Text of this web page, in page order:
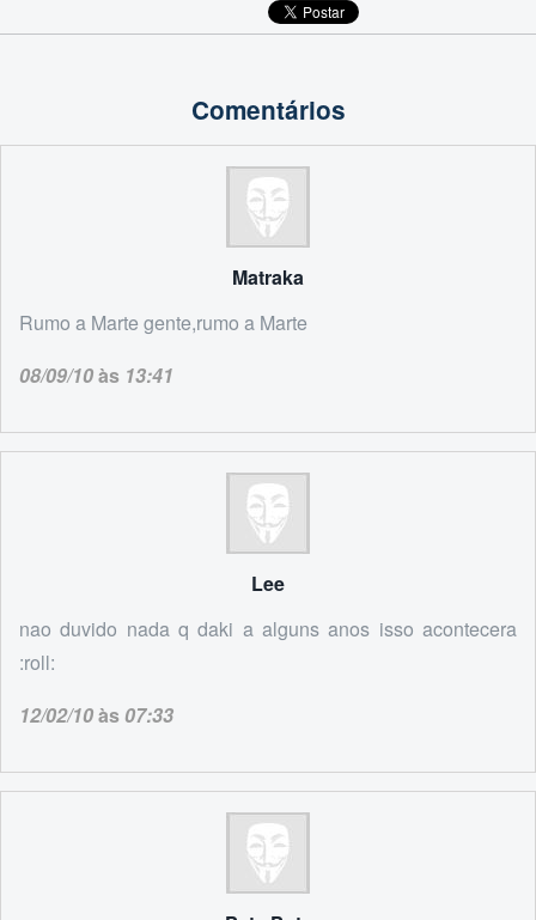
Comentários
Matraka
Rumo a Marte gente,rumo a Marte
08/09/10às 13:41
Lee
nao duvido nada q daki a alguns anos isso acontecera
:roll:
12/02/10às07:33